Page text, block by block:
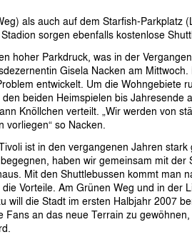
als auch auf dem Starfish-Parkplatz
sorgen ebenfalls kostenlose
hoher Parkdruck, was in der
Gisela Nacken am
entwickelt. Um die Wohngebiete
beiden Heimspielen bis Jahresende
Knöllchen verteilt. „Wir werden von
vorliegen“ so Nacken.
ist in den vergangenen Jahren
haben wir gemeinsam mit
Mit den Shuttlebussen kommt man
Vorteile. Am Grünen Weg und in der
will die Stadt im ersten Halbjahr 2007
an das neue Terrain zu